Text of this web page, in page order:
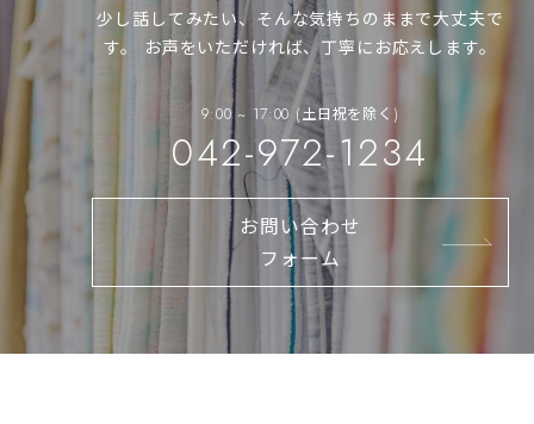
少し話してみたい、そんな気持ちのままで大丈夫で
す。
お声をいただければ、丁寧にお応えします。
9:00 ~ 17:00 (土日祝を除く)
042-972-1234
お問い合わせ
フォーム